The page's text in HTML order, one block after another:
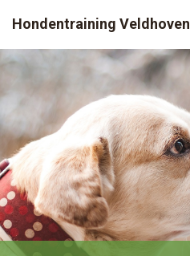
Hondentraining Veldhoven